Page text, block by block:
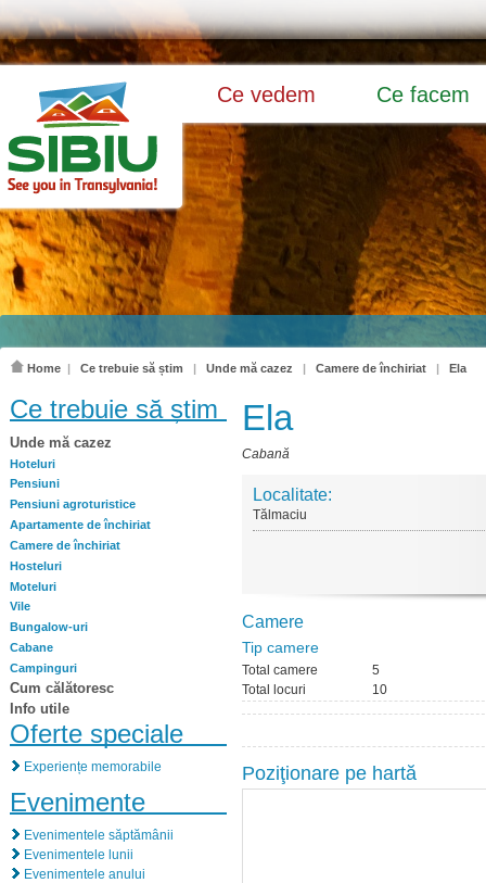
Ce vedem Ce facem
Home | Ce trebuie să știm | Unde mă cazez | Camere de închiriat | Ela
Ce trebuie să știm
Unde mă cazez
Hoteluri
Pensiuni
Pensiuni agroturistice
Apartamente de închiriat
Camere de închiriat
Hosteluri
Moteluri
Vile
Bungalow-uri
Cabane
Campinguri
Cum călătoresc
Info utile
Oferte speciale
Experiențe memorabile
Evenimente
Evenimentele săptămânii
Evenimentele lunii
Evenimentele anului
Ela
Cabană
Localitate:
Tălmaciu
Camere
Tip camere
Total camere
5
Total locuri
10
Poziţionare pe hartă